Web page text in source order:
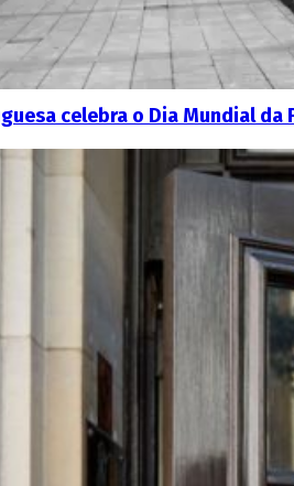
celebra o Dia Mundial